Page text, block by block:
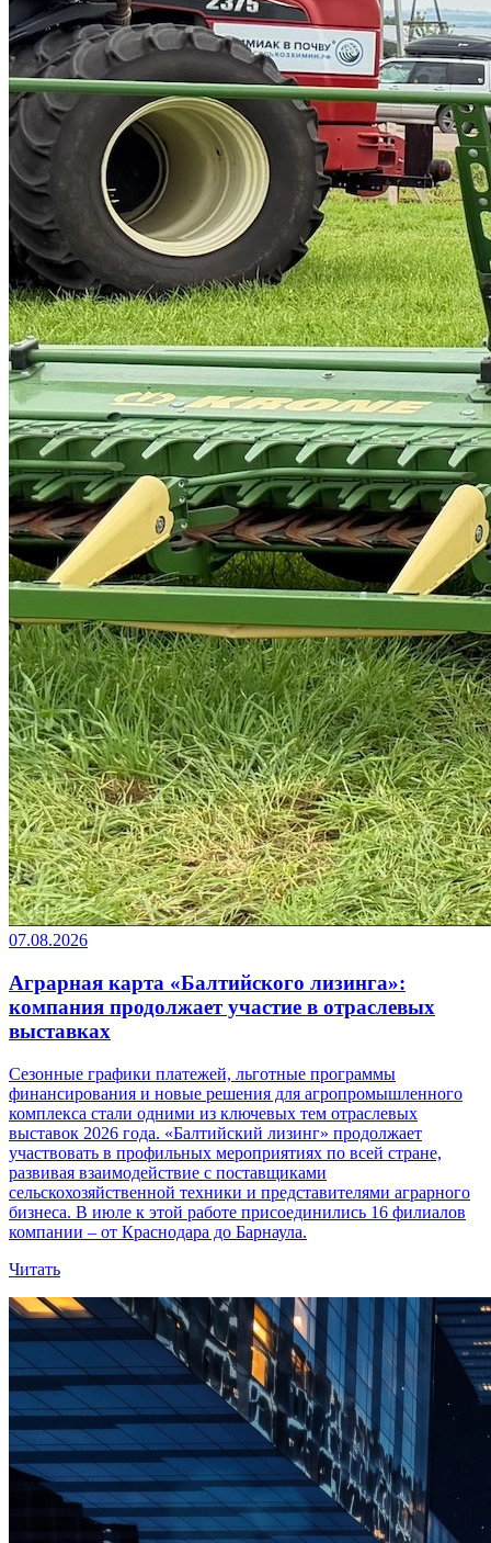
07.08.2026
Аграрная карта «Балтийского лизинга»:
компания продолжает участие в отраслевых
выставках
Сезонные графики платежей, льготные программы
финансирования и новые решения для агропромышленного
комплекса стали одними из ключевых тем отраслевых
выставок 2026 года. «Балтийский лизинг» продолжает
участвовать в профильных мероприятиях по всей стране,
развивая взаимодействие с поставщиками
сельскохозяйственной техники и представителями аграрного
бизнеса. В июле к этой работе присоединились 16 филиалов
компании – от Краснодара до Барнаула.
Читать